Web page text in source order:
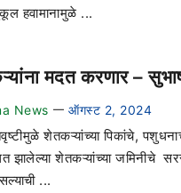
हवामानामुळे ...
मदत करणार –
News — ऑगस्ट 2, 2024
शेतकऱ्यांच्या पिकांचे,
झालेल्या शेतकऱ्यांच्या जमिनीचे
...